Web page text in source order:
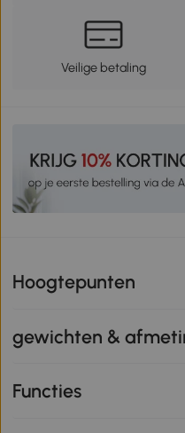
Veilige betaling
Hoogtepunten
gewichten &
Functies